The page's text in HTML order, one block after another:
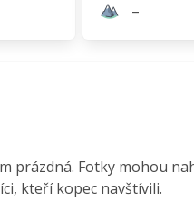
–
prázdná. Fotky mohou
kteří kopec navštívili.